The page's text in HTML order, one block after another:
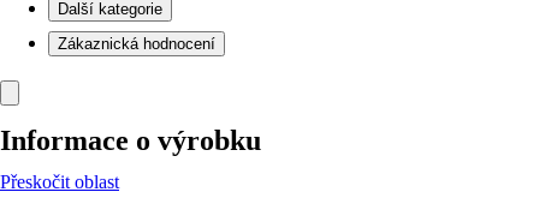
Další kategorie
Zákaznická hodnocení
Informace o výrobku
Přeskočit oblast